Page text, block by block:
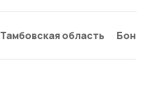
Тамбовская область